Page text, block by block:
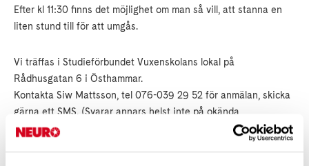
Efter kl 11:30 finns det möjlighet om man så vill, att stanna en
liten stund till för att umgås.
Vi träffas i Studieförbundet Vuxenskolans lokal på
Rådhusgatan 6 i Östhammar.
Kontakta Siw Mattsson, tel 076-039 29 52 för anmälan, skicka
gärna ett SMS. (Svarar annars helst inte på okända
telefonnummer). Det går förstås också bra att tala in ett